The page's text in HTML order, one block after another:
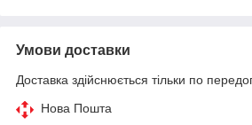
Умови доставки
Доставка здійснюється тільки по
Нова Пошта